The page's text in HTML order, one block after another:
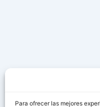
Para ofrecer las mejores